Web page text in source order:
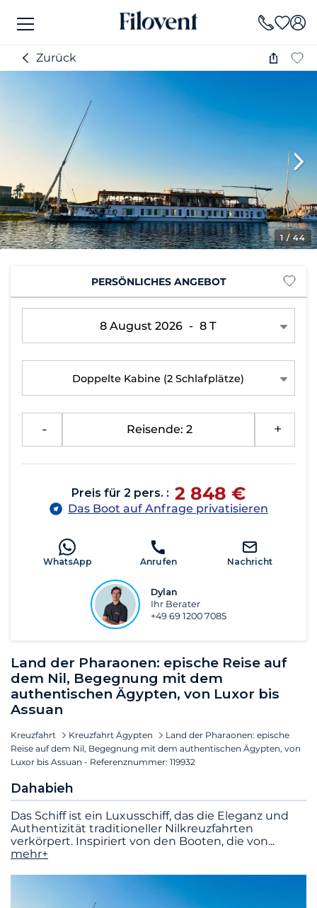
Zurück
1/ 44
Land der Pharaonen: epische Reise auf
dem Nil, Begegnung mit dem
authentischen Ägypten, von Luxor bis
Assuan
Kreuzfahrt Kreuzfahrt Ägypten
Land der Pharaonen: epische
Reise auf dem Nil, Begegnung mit dem authentischen Ägypten, von
Luxor bis Assuan - Referenznummer: 119932
Dahabieh
Das Schiff ist ein Luxusschiff, das die Eleganz und
Authentizität traditioneller Nilkreuzfahrten
verkörpert. Inspiriert von den Booten, die von...
mehr+
PERSÖNLICHES ANGEBOT
8 August 2026 - 8 T
Doppelte Kabine (2 Schlafplätze)
Reisende: 2
Preis für 2 pers. : 2 848 €
Das Boot auf Anfrage privatisieren
WhatsApp Anrufen Nachricht
Dylan
Ihr Berater
+49 69 1200 7085